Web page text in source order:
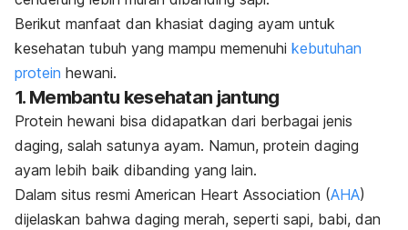
Berikut manfaat dan khasiat daging ayam untuk
kesehatan tubuh yang mampu memenuhi kebutuhan
protein hewani.
1. Membantu kesehatan jantung
Protein hewani bisa didapatkan dari berbagai jenis
daging, salah satunya ayam. Namun, protein daging
ayam lebih baik dibanding yang lain.
Dalam situs resmi American Heart Association (AHA)
dijelaskan bahwa daging merah, seperti sapi, babi, dan